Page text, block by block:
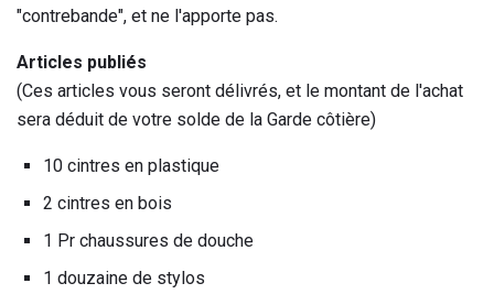
"contrebande", et ne l'apporte pas.
Articles publiés
(Ces articles vous seront délivrés, et le montant de l'achat
sera déduit de votre solde de la Garde côtière)
10 cintres en plastique
2 cintres en bois
1 Pr chaussures de douche
1 douzaine de stylos